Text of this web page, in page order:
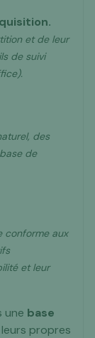
et de leur
de suivi
des
de
conforme aux
et leur
une base
propres